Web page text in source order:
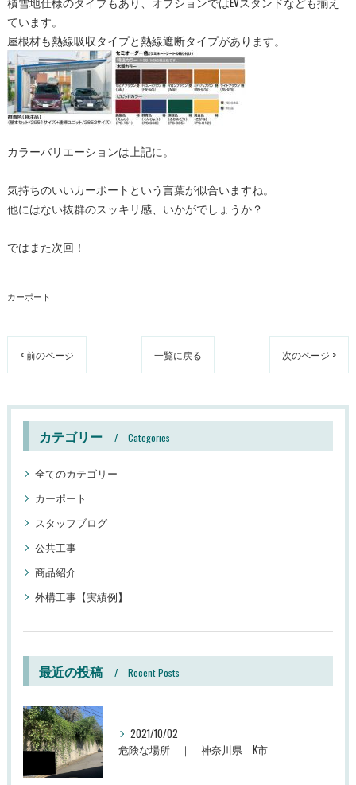
ています。
屋根材も熱線吸収タイプと熱線遮断タイプがあります。
カラーバリエーションは上記に。
気持ちのいいカーポートという言葉が似合いますね。
他にはない抜群のスッキリ感、いかがでしょうか？
ではまた次回！
カーポート
< 前のページ 一覧に戻る 次のページ >
カテゴリー Categories
全てのカテゴリー
カーポート
スタッフブログ
公共工事
商品紹介
外構工事【実績例】
最近の投稿 Recent Posts
2021/10/02
危険な場所 ｜ 神奈川県 K市